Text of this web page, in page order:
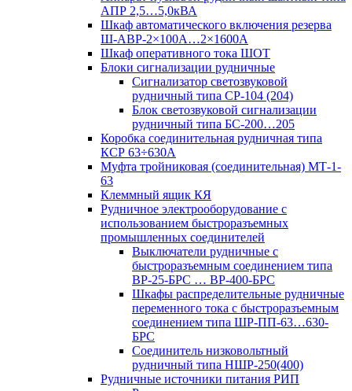
АПР 2,5…5,0кВА
Шкаф автоматического включения резерва
Ш-АВР-2×100А…2×1600А
Шкаф оперативного тока ШОТ
Блоки сигнализации рудничные
Сигнализатор светозвуковой
рудничный типа СР-104 (204)
Блок светозвуковой сигнализации
рудничный типа БС-200…205
Коробка соединительная рудничная типа
КСР 63÷630А
Муфта тройниковая (соединительная) МТ-1-
63
Клеммный ящик КЯ
Рудничное электрооборудование с
использованием быстроразъемных
промышленных соединителей
Выключатели рудничные с
быстроразъемным соединением типа
ВР-25-БРС … ВР-400-БРС
Шкафы распределительные рудничные
переменного тока с быстроразъемным
соединением типа ШР-ПП-63…630-
БРС
Соединитель низковольтный
рудничный типа НШР-250(400)
Рудничные источники питания РИП